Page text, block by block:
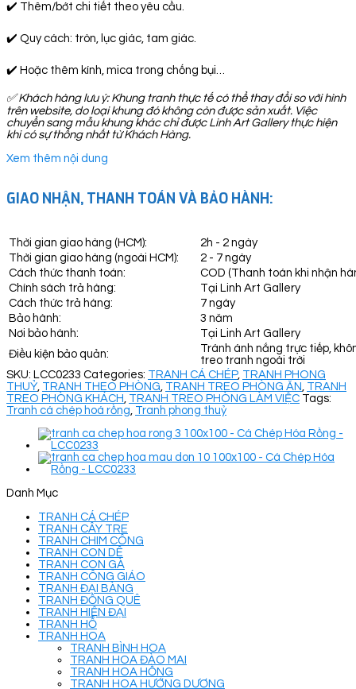
✔️ Thêm/bớt chi tiết theo yêu cầu.
✔️ Quy cách: tròn, lục giác, tam giác.
✔️ Hoặc thêm kính, mica trong chống bụi…
✅Khách hàng lưu ý: Khung tranh thực tế có thể thay đổi so với hình
trên website, do loại khung đó không còn được sản xuất. Việc
chuyển sang mẫu khung khác chỉ được Linh Art Gallery thực hiện
khi có sự thống nhất từ Khách Hàng.
Xem thêm nội dung
GIAO NHẬN, THANH TOÁN VÀ BẢO HÀNH:
Thời gian giao hàng (HCM):
2h - 2 ngày
Thời gian giao hàng (ngoài HCM):
2 - 7 ngày
Cách thức thanh toán:
COD (Thanh toán khi nhận
Chính sách trả hàng:
Tại Linh Art Gallery
Cách thức trả hàng:
7 ngày
Bảo hành:
3 năm
Nơi bảo hành:
Tại Linh Art Gallery
Điều kiện bảo quản:
Tránh ánh nắng trực tiếp,
treo tranh ngoài trời
SKU: LCC0233 Categories: TRANH CÁ CHÉP, TRANH PHONG
THUỶ TRANH THEO PHÒNG TRANH TREO PHÒNG ĂN TRANH
TREO PHÒNG KHÁCH TRANH TREO PHÒNG LÀM VIỆC Tags:
Tranh cá chép hoá rồng Tranh phong thuỷ
Danh Mục
TRANH CÁ CHÉP
TRANH CÂY TRE
TRANH CHIM CÔNG
TRANH CON DÊ
TRANH CON GÀ
TRANH CÔNG GIÁO
TRANH ĐẠI BÀNG
TRANH ĐỒNG QUÊ
TRANH HIỆN ĐẠI
TRANH HỔ
TRANH HOA
TRANH BÌNH HOA
TRANH HOA ĐÀO MAI
TRANH HOA HỒNG
TRANH HOA HƯỚNG DƯƠNG